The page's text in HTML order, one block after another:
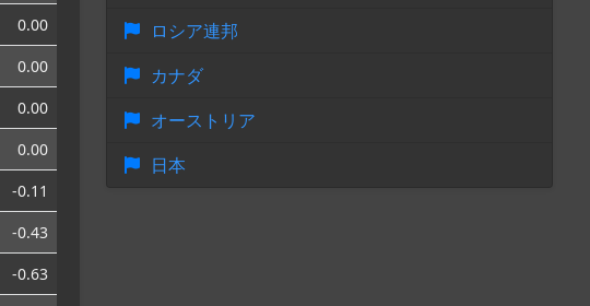
0.00
0.00
0.00
0.00
-0.11
-0.43
-0.63
ロシア連邦
カナダ
オーストリア
日本